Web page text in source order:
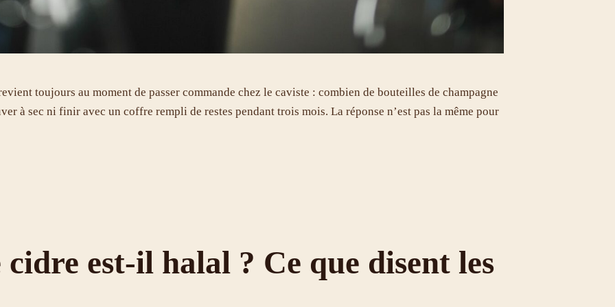
toujours au moment de passer commande chez le caviste : combien de bouteilles de champagne
à sec ni finir avec un coffre rempli de restes pendant trois mois. La réponse n’est pas la même pour
est-il halal ? Ce que disent les